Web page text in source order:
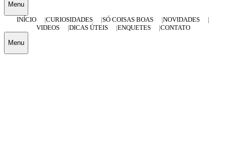
Menu
INÍCIO
CURIOSIDADES SÓ COISAS BOAS
NOVIDADES
VIDEOS
DICAS ÚTEIS ENQUETES CONTATO
Menu